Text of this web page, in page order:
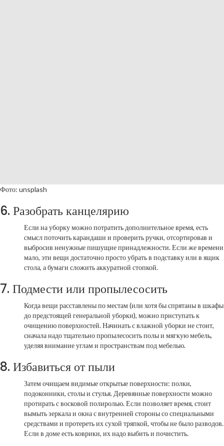
Фото: unsplash
6. Разобрать канцелярию
Если на уборку можно потратить дополнительное время, есть
смысл поточить карандаши и проверить ручки, отсортировав и
выбросив ненужные пишущие принадлежности. Если же времени
мало, эти вещи достаточно просто убрать в подставку или в ящик
стола, а бумаги сложить аккуратной стопкой.
7. Подмести или пропылесосить
Когда вещи расставлены по местам (или хотя бы спрятаны в шкафы
до предстоящей генеральной уборки), можно приступать к
очищению поверхностей. Начинать с влажной уборки не стоит,
сначала надо тщательно пропылесосить полы и мягкую мебель,
уделяя внимание углам и пространствам под мебелью.
8. Избавиться от пыли
Затем очищаем видимые открытые поверхности: полки,
подоконники, столы и стулья. Деревянные поверхности можно
протирать с восковой полиролью. Если позволяет время, стоит
вымыть зеркала и окна с внутренней стороны со специальными
средствами и протереть их сухой тряпкой, чтобы не было разводов.
Если в доме есть коврики, их надо выбить и почистить.